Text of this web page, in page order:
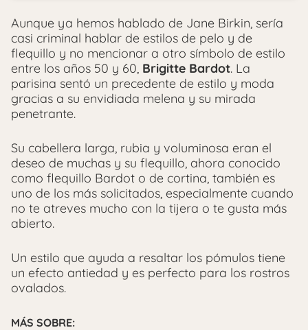
Aunque ya hemos hablado de Jane Birkin, sería
casi criminal hablar de estilos de pelo y de
flequillo y no mencionar a otro símbolo de estilo
entre los años 50 y 60, Brigitte Bardot. La
parisina sentó un precedente de estilo y moda
gracias a su envidiada melena y su mirada
penetrante.
Su cabellera larga, rubia y voluminosa eran el
deseo de muchas y su flequillo, ahora conocido
como flequillo Bardot o de cortina, también es
uno de los más solicitados, especialmente cuando
no te atreves mucho con la tijera o te gusta más
abierto.
Un estilo que ayuda a resaltar los pómulos tiene
un efecto antiedad y es perfecto para los rostros
ovalados.
MÁS SOBRE: